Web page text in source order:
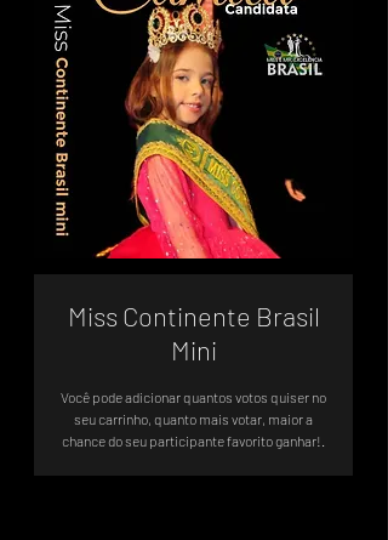
Miss Continente Brasil
Mini
Você pode adicionar quantos votos quiser no
seu carrinho, quanto mais votar, maior a
chance do seu participante favorito ganhar!.